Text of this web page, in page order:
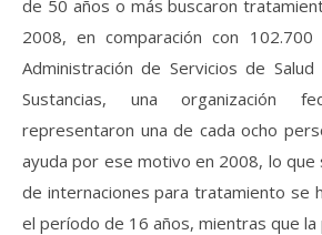
de 50 años o más buscaron
2008, en comparación con
Administración de Servicios de
Sustancias, una organización
representaron una de cada ocho
ayuda por ese motivo en 2008, lo que
de internaciones para tratamiento se
el período de 16 años, mientras que